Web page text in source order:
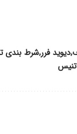
دیوید فررشرط بندی